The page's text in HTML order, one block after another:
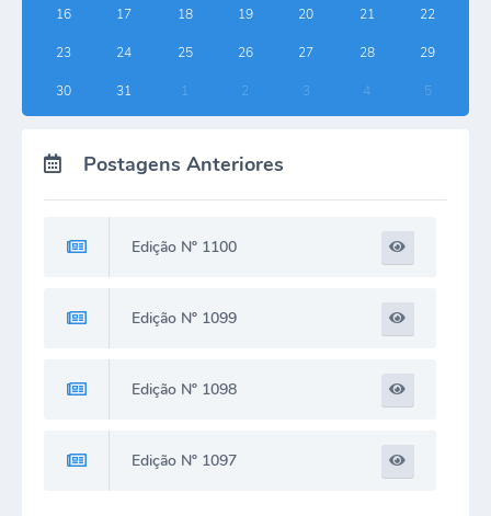
16 17 18 19 20 21 22
23 24 25 26 27 28 29
30 31 1 2 3 4 5
Postagens Anteriores
Edição Nº 1100
Edição Nº 1099
Edição Nº 1098
Edição Nº 1097